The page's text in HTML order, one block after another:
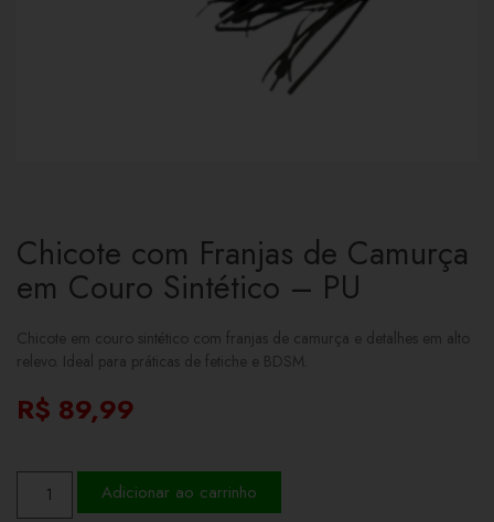
Chicote com Franjas de Camurça
em Couro Sintético – PU
Chicote em couro sintético com franjas de camurça e detalhes em alto
relevo. Ideal para práticas de fetiche e BDSM.
R$ 89,99
Adicionar ao carrinho